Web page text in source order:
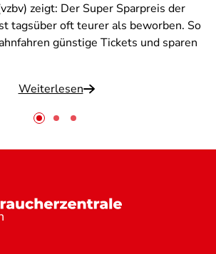
zeigt: Der Super Sparpreis der
tagsüber oft teurer als beworben. So
günstige Tickets und sparen
Weiterlesen